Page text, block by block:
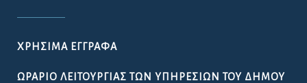
ΧΡΉΣΙΜΑ ΈΓΓΡΑΦΑ
ΩΡΆΡΙΟ ΛΕΙΤΟΥΡΓΊΑΣ ΤΩΝ ΥΠΗΡΕΣΙΏΝ ΤΟΥ ΔΉΜΟΥ